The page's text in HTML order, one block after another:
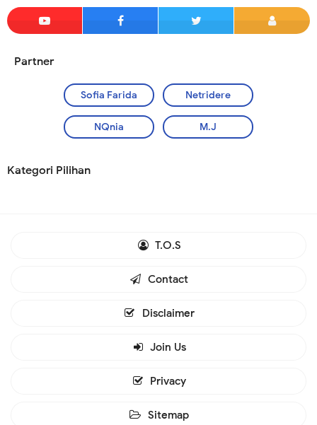
Partner
Sofia Farida Netridere
NQnia M.J
Kategori Pilihan
T.O.S
Contact
Disclaimer
Join Us
Privacy
Sitemap